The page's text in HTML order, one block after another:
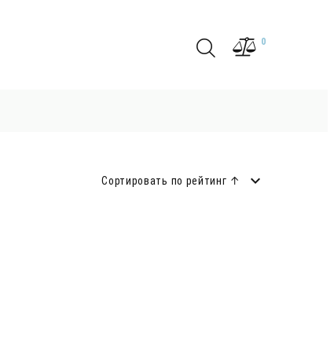
0
Сортировать по рейтинг ↑